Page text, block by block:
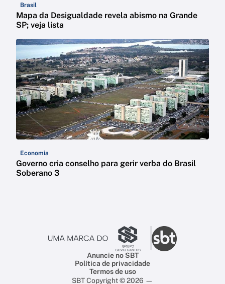
Brasil
Mapa da Desigualdade revela abismo na Grande
SP; veja lista
Economia
Governo cria conselho para gerir verba do Brasil
Soberano 3
Anuncie no SBT
Política de privacidade
Termos de uso
SBT Copyright © 2026 —